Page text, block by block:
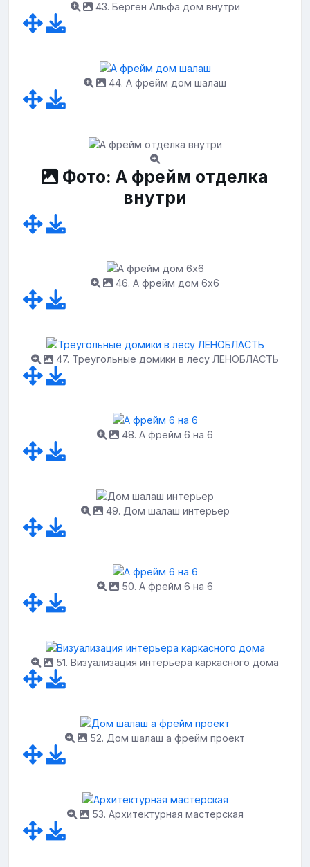
43. Берген Альфа дом внутри
44. А фрейм дом шалаш
Фото: А фрейм отделка
внутри
46. А фрейм дом 6х6
47. Треугольные домики в лесу ЛЕНОБЛАСТЬ
48. А фрейм 6 на 6
49. Дом шалаш интерьер
50. А фрейм 6 на 6
51. Визуализация интерьера каркасного дома
52. Дом шалаш а фрейм проект
53. Архитектурная мастерская